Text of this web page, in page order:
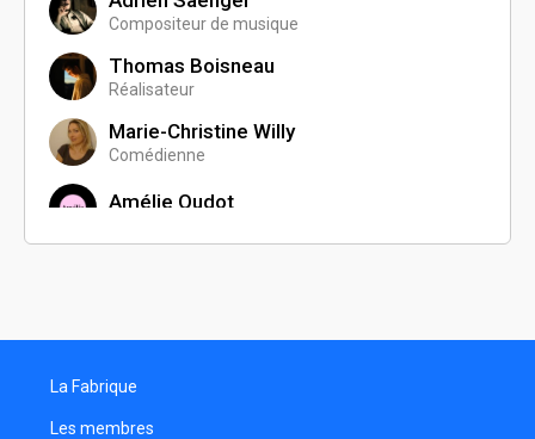
Compositeur de musique
Thomas Boisneau
Réalisateur
Marie-Christine Willy
Comédienne
Amélie Oudot
Sébastien Pflieger
Scénariste
La Fabrique
Les membres